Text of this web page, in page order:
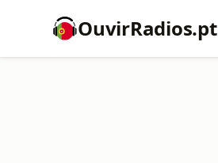
OuvirRadios.pt